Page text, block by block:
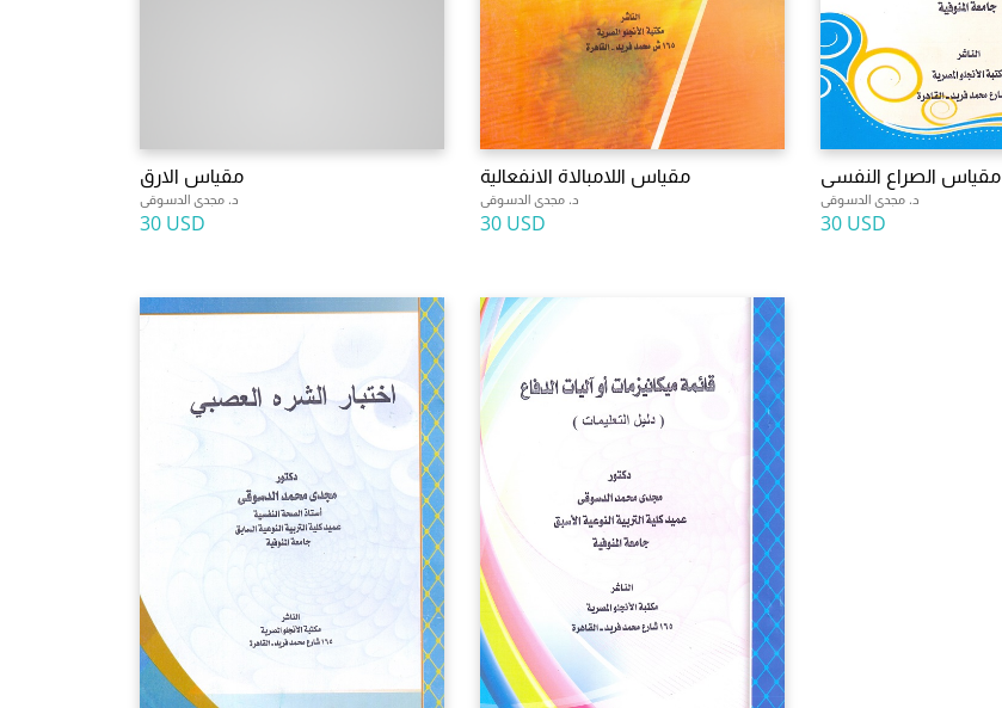
مقياس الارق
د. مجدى الدسوقى
30 USD
مقياس اللامبالاة الانفعالية
د. مجدى الدسوقى
30 USD
مقياس الصراع النفسى
د. مجدى الدسوقى
30 USD